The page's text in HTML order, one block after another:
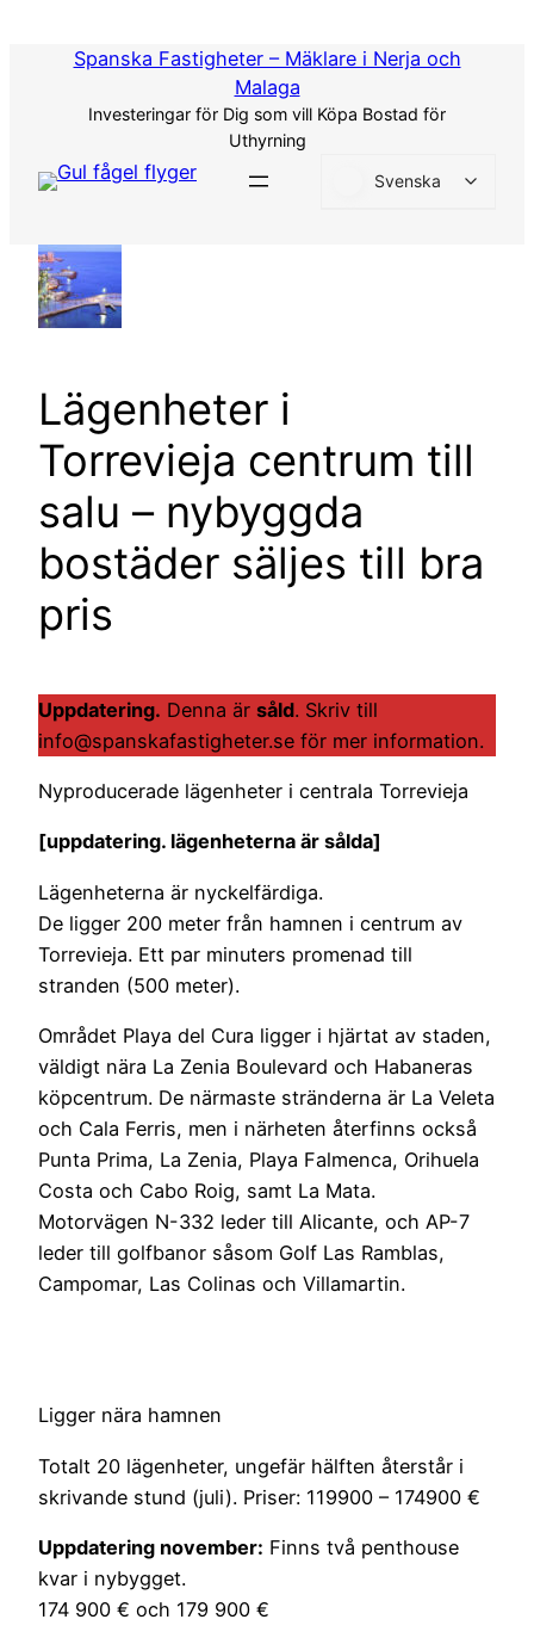
Spanska Fastigheter – Mäklare i Nerja och
Malaga
Investeringar för Dig som vill Köpa Bostad för
Uthyrning
Svenska
Lägenheter i
Torrevieja centrum till
salu – nybyggda
bostäder säljes till bra
pris
Uppdatering. Denna är såld. Skriv till
info@spanskafastigheter.se för mer information.
Nyproducerade lägenheter i centrala Torrevieja
[uppdatering. lägenheterna är sålda]
Lägenheterna är nyckelfärdiga.
De ligger 200 meter från hamnen i centrum av
Torrevieja. Ett par minuters promenad till
stranden (500 meter).
Området Playa del Cura ligger i hjärtat av staden,
väldigt nära La Zenia Boulevard och Habaneras
köpcentrum. De närmaste stränderna är La Veleta
och Cala Ferris, men i närheten återfinns också
Punta Prima, La Zenia, Playa Falmenca, Orihuela
Costa och Cabo Roig, samt La Mata.
Motorvägen N-332 leder till Alicante, och AP-7
leder till golfbanor såsom Golf Las Ramblas,
Campomar, Las Colinas och Villamartin.
Ligger nära hamnen
Totalt 20 lägenheter, ungefär hälften återstår i
skrivande stund (juli). Priser: 119900 – 174900 €
Uppdatering november: Finns två penthouse
kvar i nybygget.
174 900 € och 179 900 €